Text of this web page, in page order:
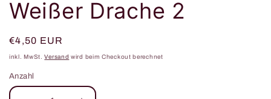
Weißer Drache 2
Normaler
Preis
€4,50 EUR
inkl. MwSt.Versand wird beim Checkout berechnet
Anzahl